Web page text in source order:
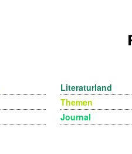
Literaturland
Themen
Journal